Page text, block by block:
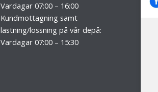
Vardagar 07:00 – 16:00
Kundmottagning samt
lastning/lossning på vår depå:
Vardagar 07:00 – 15:30